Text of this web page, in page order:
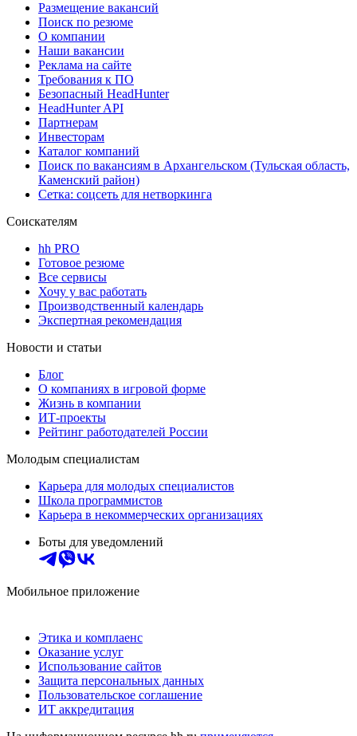
Размещение вакансий
Поиск по резюме
О компании
Наши вакансии
Реклама на сайте
Требования к ПО
Безопасный HeadHunter
HeadHunter API
Партнерам
Инвесторам
Каталог компаний
Поиск по вакансиям в Архангельском (Тульская область,
Каменский район)
Сетка: соцсеть для нетворкинга
Соискателям
hh PRO
Готовое резюме
Все сервисы
Хочу у вас работать
Производственный календарь
Экспертная рекомендация
Новости и статьи
Блог
О компаниях в игровой форме
Жизнь в компании
ИТ-проекты
Рейтинг работодателей России
Молодым специалистам
Карьера для молодых специалистов
Школа программистов
Карьера в некоммерческих организациях
Боты для уведомлений
Мобильное приложение
Этика и комплаенс
Оказание услуг
Использование сайтов
Защита персональных данных
Пользовательское соглашение
ИТ аккредитация